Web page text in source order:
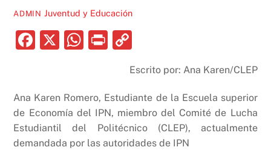
ADMIN Juventud y Educación
F
e
b
o
X
W
s
A
p
P
p
y
Li
n
Escrito por: Ana Karen/CLEP
Ana Karen Romero, Estudiante de la Escuela superior
de Economía del IPN, miembro del Comité de Lucha
Estudiantil del Politécnico (CLEP), actualmente
demandada por las autoridades de IPN